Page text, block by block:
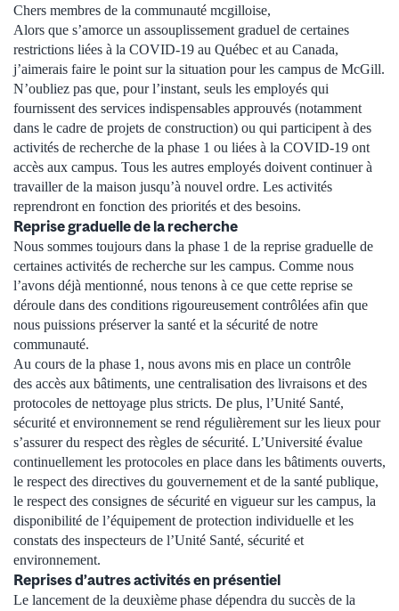
Chers membres de la communauté mcgilloise,
Alors que s’amorce un assouplissement graduel de certaines
restrictions liées à la COVID-19 au Québec et au Canada,
j’aimerais faire le point sur la situation pour les campus de McGill.
N’oubliez pas que, pour l’instant, seuls les employés qui
fournissent des services indispensables approuvés (notamment
dans le cadre de projets de construction) ou qui participent à des
activités de recherche de la phase 1 ou liées à la COVID-19 ont
accès aux campus. Tous les autres employés doivent continuer à
travailler de la maison jusqu’à nouvel ordre. Les activités
reprendront en fonction des priorités et des besoins.
Reprise graduelle de la recherche
Nous sommes toujours dans la phase 1 de la reprise graduelle de
certaines activités de recherche sur les campus. Comme nous
l’avons déjà mentionné, nous tenons à ce que cette reprise se
déroule dans des conditions rigoureusement contrôlées afin que
nous puissions préserver la santé et la sécurité de notre
communauté.
Au cours de la phase 1, nous avons mis en place un contrôle
des accès aux bâtiments, une centralisation des livraisons et des
protocoles de nettoyage plus stricts. De plus, l’Unité Santé,
sécurité et environnement se rend régulièrement sur les lieux pour
s’assurer du respect des règles de sécurité. L’Université évalue
continuellement les protocoles en place dans les bâtiments ouverts,
le respect des directives du gouvernement et de la santé publique,
le respect des consignes de sécurité en vigueur sur les campus, la
disponibilité de l’équipement de protection individuelle et les
constats des inspecteurs de l’Unité Santé, sécurité et
environnement.
Reprises d’autres activités en présentiel
Le lancement de la deuxième phase dépendra du succès de la